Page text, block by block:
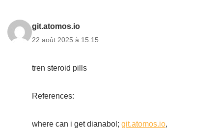
git.atomos.io
22 août 2025 à 15:15
tren steroid pills
References:
where can i get dianabol; git.atomos.io,